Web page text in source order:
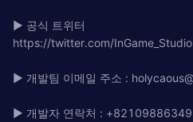
▶ 공식 트위터
https://twitter.com/InGame_Studio
▶ 개발팀 이메일 주소 :
▶ 개발자 연락처 :